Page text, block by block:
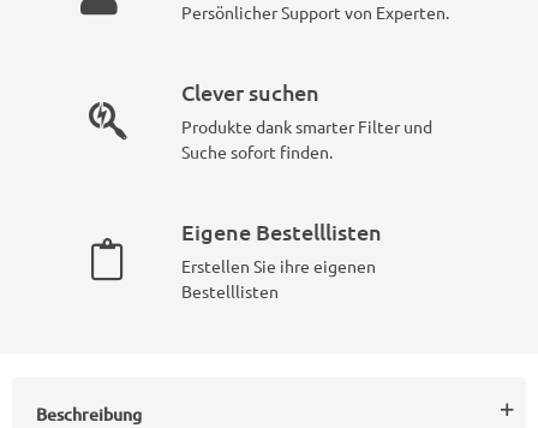
Persönlicher Support von Experten.
Clever suchen
Produkte dank smarter Filter und
Suche sofort finden.
Eigene Bestelllisten
Erstellen Sie ihre eigenen
Bestelllisten
Beschreibung